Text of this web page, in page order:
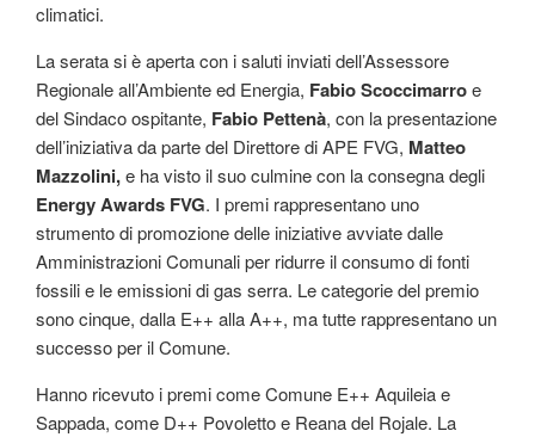
climatici.
La serata si è aperta con i saluti inviati dell’Assessore
Regionale all’Ambiente ed Energia, Fabio Scoccimarroe
del Sindaco ospitante, Fabio Pettenà, con la presentazione
dell’iniziativa da parte del Direttore di APE FVG, Matteo
Mazzolini,e ha visto il suo culmine con la consegna degli
Energy Awards FVG. I premi rappresentano uno
strumento di promozione delle iniziative avviate dalle
Amministrazioni Comunali per ridurre il consumo di fonti
fossili e le emissioni di gas serra. Le categorie del premio
sono cinque, dalla E++ alla A++, ma tutte rappresentano un
successo per il Comune.
Hanno ricevuto i premi come Comune E++ Aquileia e
Sappada, come D++ Povoletto e Reana del Rojale. La